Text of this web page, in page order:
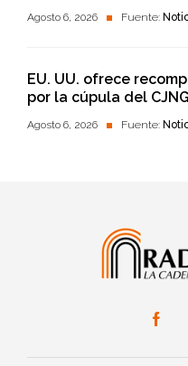
Agosto 6, 2026 Fuente:
EU. UU. ofrece
por la cúpula del CJNG
Agosto 6, 2026 Fuente: